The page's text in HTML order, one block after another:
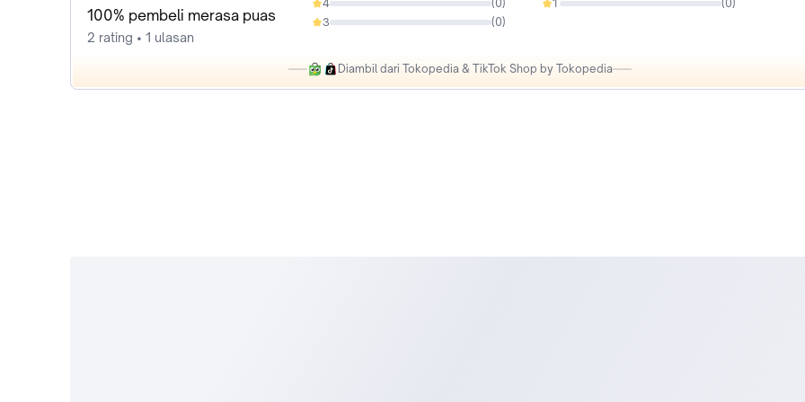
100% pembeli merasa puas
2 rating • 1 ulasan
4 (0)
0%
3 (0)
0%
1 (0)
0%
Diambil dari Tokopedia & TikTok Shop by Tokopedia